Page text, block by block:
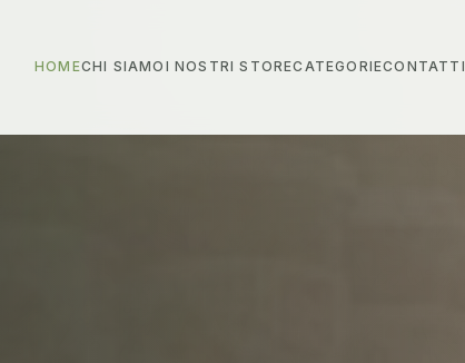
HOMECHI SIAMO I NOSTRI STORECATEGORIECONTATTI